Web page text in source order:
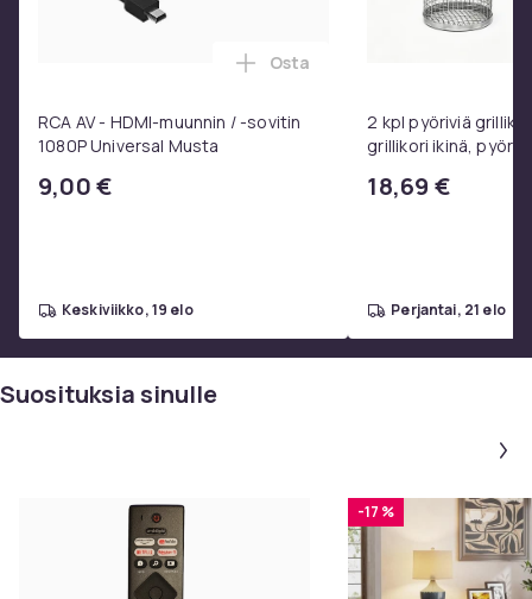
RCA AV - HDMI-muunnin / -sovitin
1080P Universal Musta
9,00 €
Lisää RCA AV - HDMI-
Osta
keskiviikko, 19 elo
2 kpl pyöriviä
grillikori ikinä,
valmistettu
18,69 €
perjantai, 21 elo
Suosituksia sinulle
-17 %